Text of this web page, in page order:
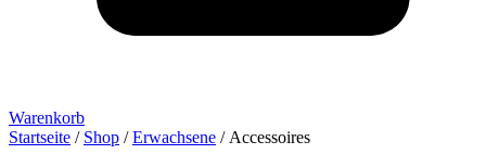
Warenkorb
Startseite / Shop /Erwachsene / Accessoires